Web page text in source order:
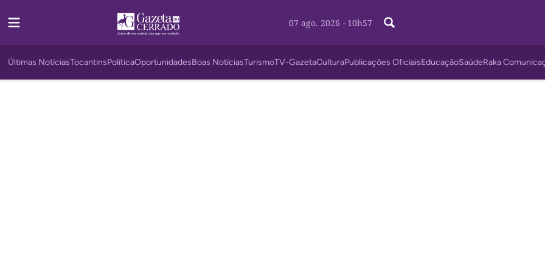
07 ago. 2026 - 10h57
Últimas NotíciasTocantinsPolíticaOportunidadesBoas NotíciasTurismoTV-GazetaCulturaPublicações OficiaisEducaçãoSaúdeRaka